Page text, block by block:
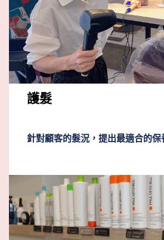
護髮
針對顧客的髮況，提出最適合的保